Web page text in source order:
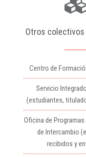
Otros
Centro de
Servicio
(estudiantes,
Oficina de
de Intercambio
recibidos y